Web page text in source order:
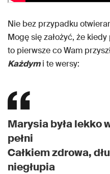
Nie bez przypadku
Mogę się założyć, że
to pierwsze co Wam
Każdymi te wersy:
Marysia była lekko
pełni
Całkiem zdrowa,
niegłupia